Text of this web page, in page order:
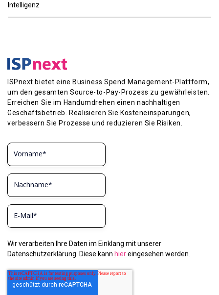
Intelligenz
ISPnext bietet eine Business Spend Management-Plattform,
um den gesamten Source-to-Pay-Prozess zu gewährleisten.
Erreichen Sie im Handumdrehen einen nachhaltigen
Geschäftsbetrieb. Realisieren Sie Kosteneinsparungen,
verbessern Sie Prozesse und reduzieren Sie Risiken.
Wir verarbeiten Ihre Daten im Einklang mit unserer
Datenschutzerklärung. Diese kann hiereingesehen werden.